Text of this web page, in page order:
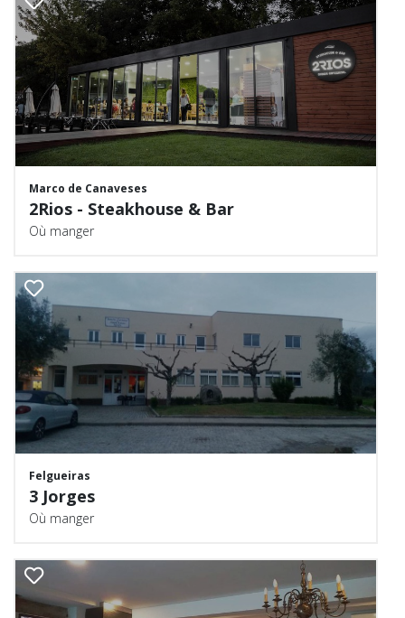
Marco de Canaveses
2Rios - Steakhouse & Bar
Où manger
Felgueiras
3 Jorges
Où manger